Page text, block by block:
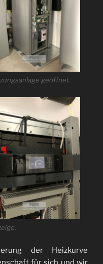
geöffnet.
der Heizkurve